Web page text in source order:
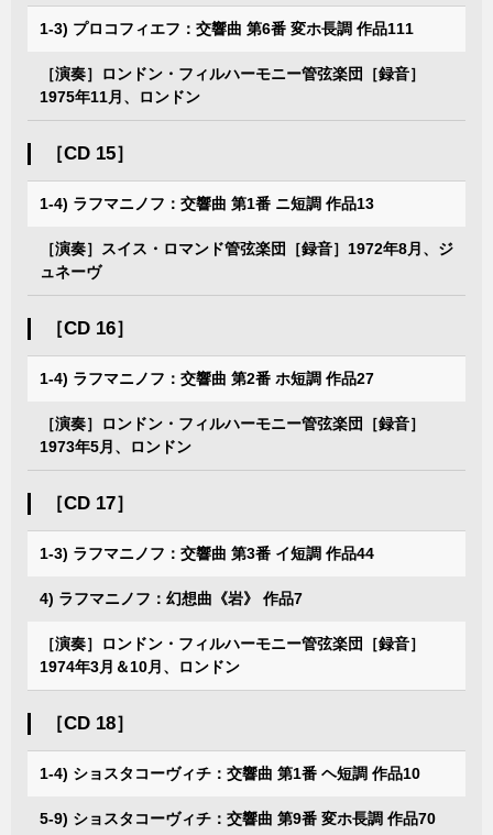
1-3) プロコフィエフ：交響曲 第6番 変ホ長調 作品111
［演奏］ロンドン・フィルハーモニー管弦楽団［録音］
1975年11月、ロンドン
［CD 15］
1-4) ラフマニノフ：交響曲 第1番 ニ短調 作品13
［演奏］スイス・ロマンド管弦楽団［録音］1972年8月、ジ
ュネーヴ
［CD 16］
1-4) ラフマニノフ：交響曲 第2番 ホ短調 作品27
［演奏］ロンドン・フィルハーモニー管弦楽団［録音］
1973年5月、ロンドン
［CD 17］
1-3) ラフマニノフ：交響曲 第3番 イ短調 作品44
4) ラフマニノフ：幻想曲《岩》 作品7
［演奏］ロンドン・フィルハーモニー管弦楽団［録音］
1974年3月＆10月、ロンドン
［CD 18］
1-4) ショスタコーヴィチ：交響曲 第1番 ヘ短調 作品10
5-9) ショスタコーヴィチ：交響曲 第9番 変ホ長調 作品70